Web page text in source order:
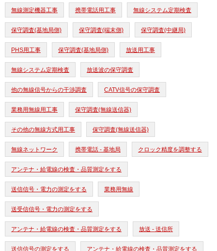
無線測定機器工事 携帯電話用工事 無線システム定期検査
保守調査(基地局側) 保守調査(端末側) 保守調査(中継局)
PHS用工事 保守調査(基地局側) 放送用工事
無線システム定期検査 放送波の保守調査
他の無線信号からの干渉調査 CATV信号の保守調査
業務用無線用工事 保守調査(無線送信器)
その他の無線方式用工事 保守調査(無線送信器)
無線ネットワーク 携帯電話 - 基地局 クロック精度を調整する
アンテナ・給電線の検査・品質測定をする
送信信号・電力の測定をする 業務用無線
送受信信号・電力の測定をする
アンテナ・給電線の検査・品質測定をする 放送 - 送信所
送信信号の測定をする アンテナ・給電線の検査・品質測定をする